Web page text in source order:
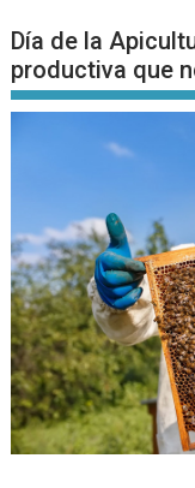
Día de la
productiva que